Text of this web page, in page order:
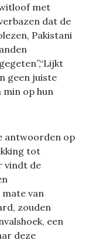
met
dat de
Pakistani
geen juiste
op hun
antwoorden op
tot
vindt de
van
zouden
een
deze